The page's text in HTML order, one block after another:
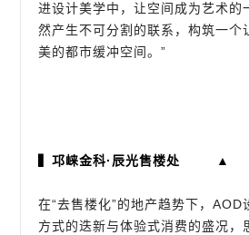
进设计美学中，让空间成为艺术的
然产生不可分割的联系，构筑一个
美的都市缓冲空间。”
▍邛崃金科·辰光售楼处 ▲
在“去售楼化”的地产趋势下，AOD
方式的迭新与体验式消费的盛况，